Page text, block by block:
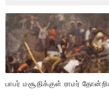
பாபர் மசூதிக்குள் ராமர்